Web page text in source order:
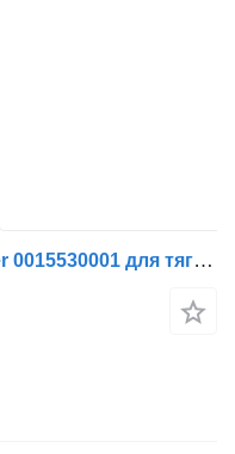
Насос подъема кабины Weber 0015530001 для тягача Mercedes-Benz 1824